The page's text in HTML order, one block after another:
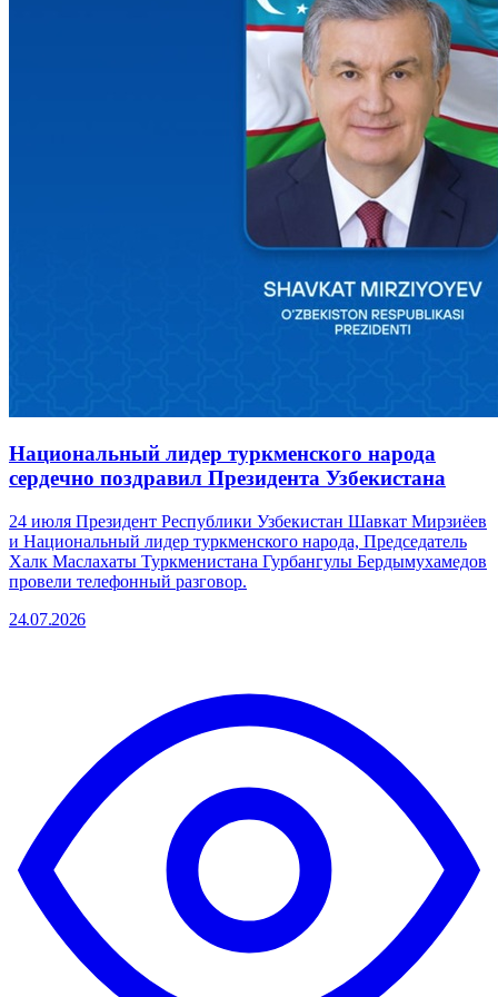
Национальный лидер туркменского народа
сердечно поздравил Президента Узбекистана
24 июля Президент Республики Узбекистан Шавкат Мирзиёев
и Национальный лидер туркменского народа, Председатель
Халк Маслахаты Туркменистана Гурбангулы Бердымухамедов
провели телефонный разговор.
24.07.2026